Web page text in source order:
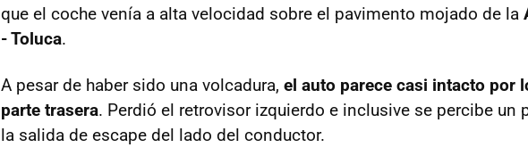
que el coche venía a alta velocidad sobre el pavimento mojado de la
- Toluca.
A pesar de haber sido una volcadura, el auto parece casi intacto por
parte trasera. Perdió el retrovisor izquierdo e inclusive se percibe un
la salida de escape del lado del conductor.